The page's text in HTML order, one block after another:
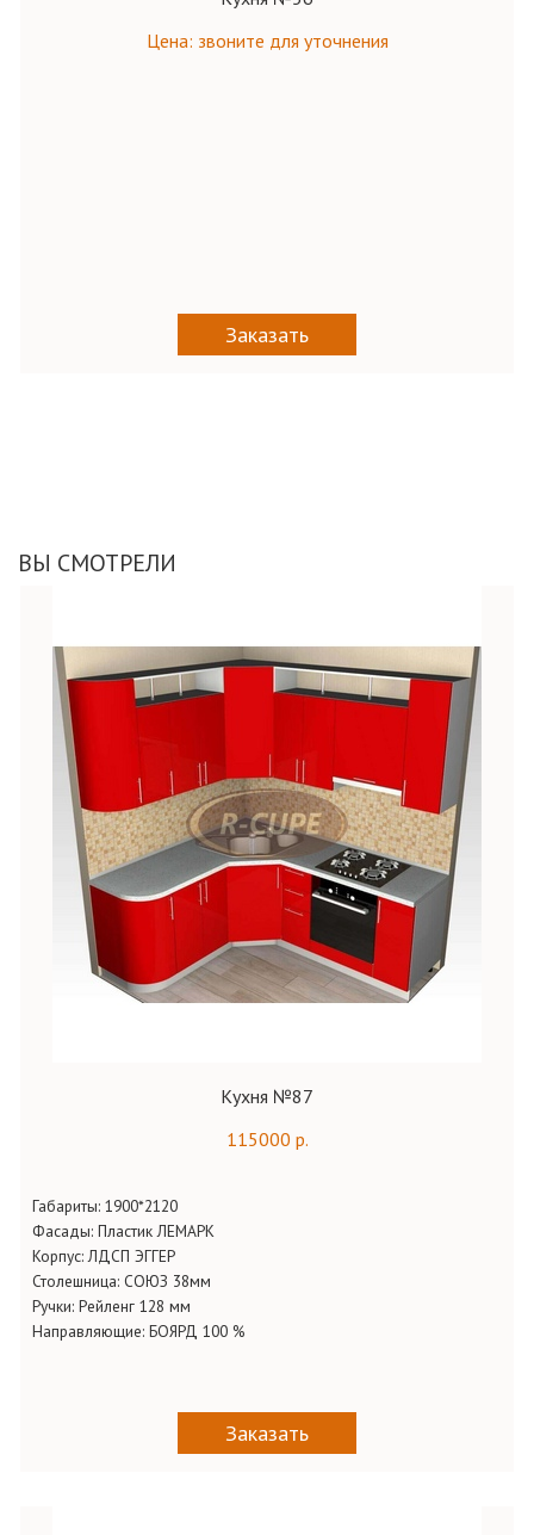
Цена: звоните для уточнения
Заказать
ВЫ СМОТРЕЛИ
Кухня №87
115000 р.
Габариты: 1900*2120
Фасады: Пластик ЛЕМАРК
Корпус:ЛДСП ЭГГЕР
Столешница: СОЮЗ 38мм
Ручки: Рейленг 128 мм
Направляющие: БОЯРД 100 %
Заказать